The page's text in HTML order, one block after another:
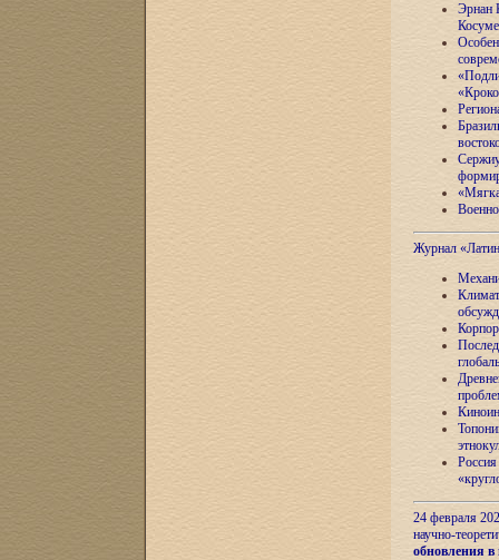
Эрнан
Журнал
24 февраля
научно-
обновления в